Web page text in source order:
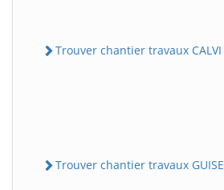
Trouver chantier travaux CALVI
Trouver chantier travaux GUISE